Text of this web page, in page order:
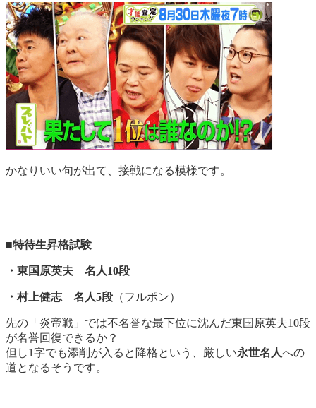
かなりいい句が出て、接戦になる模様です。
■特待生昇格試験
・東国原英夫 名人10段
・村上健志 名人5段 （フルポン）
先の「炎帝戦」では不名誉な最下位に沈んだ東国原英夫10段
が名誉回復できるか？
但し1字でも添削が入ると降格という、厳しい永世名人への
道となるそうです。